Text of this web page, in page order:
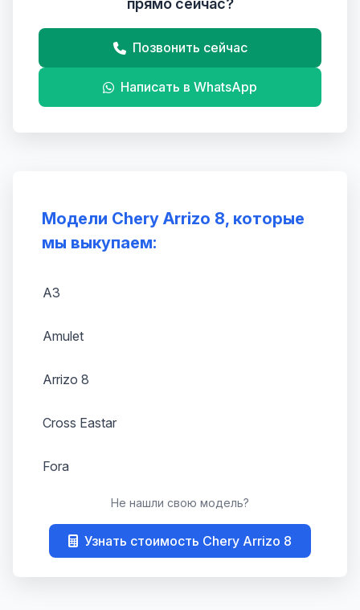
Модели Chery Arrizo 8, которые
мы выкупаем:
A3
Amulet
Arrizo 8
Cross Eastar
Fora
M11
Не нашли свою модель?
Узнать стоимость Chery Arrizo 8
прямо сейчас?
Позвонить сейчас
Написать в WhatsApp